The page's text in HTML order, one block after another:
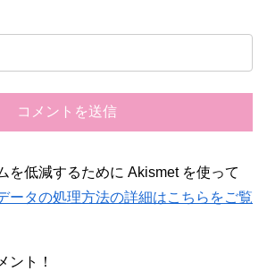
を低減するために Akismet を使って
ータの処理方法の詳細はこちらをご覧
ント！